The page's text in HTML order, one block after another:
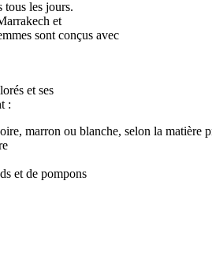
tous les jours.
et
sont conçus avec
et ses
:
marron ou blanche, selon la matière
et de pompons